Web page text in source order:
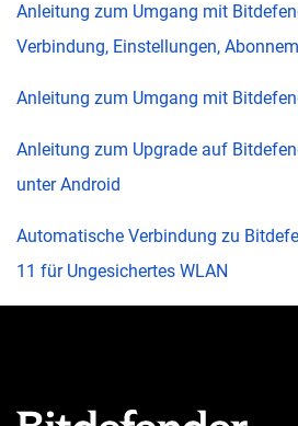
Anleitung zum Umgang mit
Verbindung, Einstellungen,
Anleitung zum Umgang mit
Anleitung zum Upgrade auf
unter Android
Automatische Verbindung zu
11 für Ungesichertes WLAN